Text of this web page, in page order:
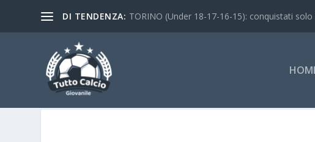
DI TENDENZA: TORINO (Under 18-17-16-15): conquistati solo